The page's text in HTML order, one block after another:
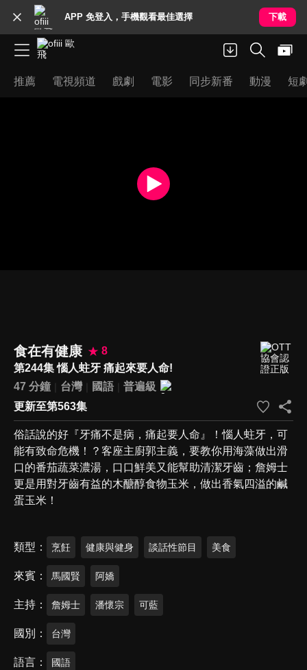
APP 免登入，手機觀看最佳選擇 下載
推薦 電視頻道 戲劇 電影 同步新番 動漫 短
食在有健康
8
第244集 惱人蛀牙 痛起來要人命!
47 分鐘
台灣 國語
普遍級
更新至第563集
俗話說的好『牙痛不是病，痛起要人命』！惱人蛀牙，可
能有致命危機！？客座主廚郭主義，要教你用海藻做出滑
口的番茄蔬菜濃湯，口口鮮美又能幫助清潔牙齒；詹姆士
更是用對牙齒有益的木醣醇食物玉米，做出香氣四溢的鹹
蛋玉米！
類型 烹飪 健康與健身 談話性節目 美食
來賓 馬國賢 阿嬌
主持 詹姆士 潘懷宗 可藍
國別 台灣
語言 國語